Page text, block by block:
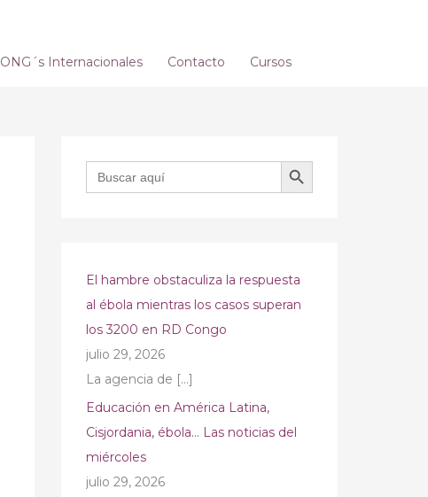
ONG´s Internacionales Contacto Cursos
Buscar: BOTÓN DE BÚSQUEDA
El hambre obstaculiza la respuesta
al ébola mientras los casos superan
los 3200 en RD Congo
julio 29, 2026
La agencia de […]
Educación en América Latina,
Cisjordania, ébola… Las noticias del
miércoles
julio 29, 2026